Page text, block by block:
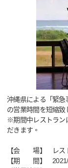
沖縄県による「緊急
の営業時間を短縮致
※期間中レストラン
だきます。
【会 場】 レス
【期 間】 2021/